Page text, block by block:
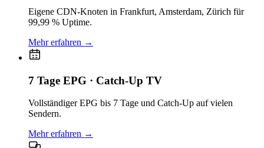
Eigene CDN-Knoten in Frankfurt, Amsterdam, Zürich für
99,99 % Uptime.
Mehr erfahren →
7 Tage EPG · Catch-Up TV
Vollständiger EPG bis 7 Tage und Catch-Up auf vielen
Sendern.
Mehr erfahren →